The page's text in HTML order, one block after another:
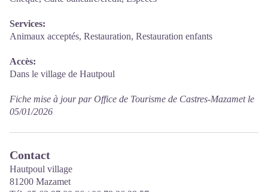
Services:
Animaux acceptés, Restauration, Restauration enfants
Accès:
Dans le village de Hautpoul
Fiche mise à jour par Office de Tourisme de Castres-Mazamet le
05/01/2026
Contact
Hautpoul village
81200 Mazamet